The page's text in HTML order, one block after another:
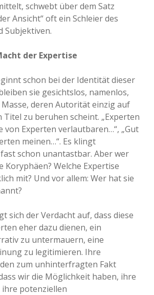
schwebt über dem Satz
Ansicht“ oft ein Schleier des
Subjektiven.
der Expertise
schon bei der Identität dieser
sie gesichtslos, namenlos,
deren Autorität einzig auf
Titel zu beruhen scheint. „Experten
von Experten verlautbaren…“, „Gut
meinen…“. Es klingt
schon unantastbar. Aber wer
Koryphäen? Welche Expertise
mit? Und vor allem: Wer hat sie
sich der Verdacht auf, dass diese
eher dazu dienen, ein
zu untermauern, eine
zu legitimieren. Ihre
zum unhinterfragten Fakt
wir die Möglichkeit haben, ihre
potenziellen